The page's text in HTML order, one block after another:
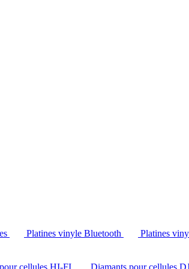
Platines vinyle Bluetooth
Platines
cellules HI-FI
Diamants pour cellules